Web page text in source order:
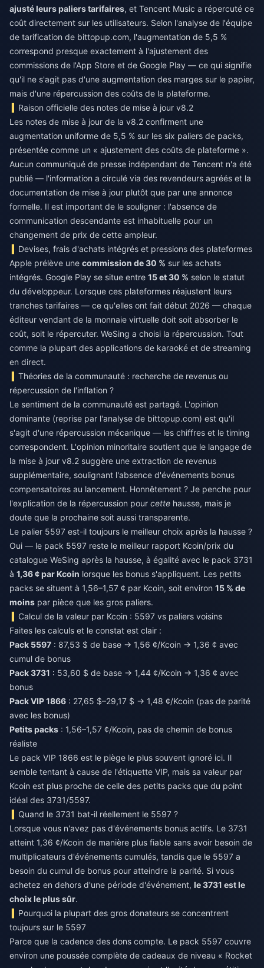
ajusté leurs paliers tarifaires, et Tencent Music a répercuté ce
coût directement sur les utilisateurs. Selon l'analyse de l'équipe
de tarification de bittopup.com, l'augmentation de 5,5 %
correspond presque exactement à l'ajustement des
commissions de l'App Store et de Google Play — ce qui signifie
qu'il ne s'agit pas d'une augmentation des marges sur le papier,
mais d'une répercussion des coûts de la plateforme.
Raison officielle des notes de mise à jour v8.2
Les notes de mise à jour de la v8.2 confirment une
augmentation uniforme de 5,5 % sur les six paliers de packs,
présentée comme un « ajustement des coûts de plateforme ».
Aucun communiqué de presse indépendant de Tencent n'a été
publié — l'information a circulé via des revendeurs agréés et la
documentation de mise à jour plutôt que par une annonce
formelle. Il est important de le souligner : l'absence de
communication descendante est inhabituelle pour un
changement de prix de cette ampleur.
Devises, frais d'achats intégrés et pressions des plateformes
Apple prélève une commission de 30 % sur les achats
intégrés. Google Play se situe entre 15 et 30 % selon le statut
du développeur. Lorsque ces plateformes réajustent leurs
tranches tarifaires — ce qu'elles ont fait début 2026 — chaque
éditeur vendant de la monnaie virtuelle doit soit absorber le
coût, soit le répercuter. WeSing a choisi la répercussion. Tout
comme la plupart des applications de karaoké et de streaming
en direct.
Théories de la communauté : recherche de revenus ou
répercussion de l'inflation ?
Le sentiment de la communauté est partagé. L'opinion
dominante (reprise par l'analyse de bittopup.com) est qu'il
s'agit d'une répercussion mécanique — les chiffres et le timing
correspondent. L'opinion minoritaire soutient que le langage de
la mise à jour v8.2 suggère une extraction de revenus
supplémentaire, soulignant l'absence d'événements bonus
compensatoires au lancement. Honnêtement ? Je penche pour
l'explication de la répercussion pour cette hausse, mais je
doute que la prochaine soit aussi transparente.
Le palier 5597 est-il toujours le meilleur choix après la hausse ?
Oui — le pack 5597 reste le meilleur rapport Kcoin/prix du
catalogue WeSing après la hausse, à égalité avec le pack 3731
à 1,36 ¢ par Kcoin lorsque les bonus s'appliquent. Les petits
packs se situent à 1,56–1,57 ¢ par Kcoin, soit environ 15 % de
moins par pièce que les gros paliers.
Calcul de la valeur par Kcoin : 5597 vs paliers voisins
Faites les calculs et le constat est clair :
Pack 5597 : 87,53 $ de base → 1,56 ¢/Kcoin → 1,36 ¢ avec
cumul de bonus
Pack 3731 : 53,60 $ de base → 1,44 ¢/Kcoin → 1,36 ¢ avec
bonus
Pack VIP 1866 : 27,65 $–29,17 $ → 1,48 ¢/Kcoin (pas de parité
avec les bonus)
Petits packs : 1,56–1,57 ¢/Kcoin, pas de chemin de bonus
réaliste
Le pack VIP 1866 est le piège le plus souvent ignoré ici. Il
semble tentant à cause de l'étiquette VIP, mais sa valeur par
Kcoin est plus proche de celle des petits packs que du point
idéal des 3731/5597.
Quand le 3731 bat-il réellement le 5597 ?
Lorsque vous n'avez pas d'événements bonus actifs. Le 3731
atteint 1,36 ¢/Kcoin de manière plus fiable sans avoir besoin de
multiplicateurs d'événements cumulés, tandis que le 5597 a
besoin du cumul de bonus pour atteindre la parité. Si vous
achetez en dehors d'une période d'événement, le 3731 est le
choix le plus sûr.
Pourquoi la plupart des gros donateurs se concentrent
toujours sur le 5597
Parce que la cadence des dons compte. Le pack 5597 couvre
environ une poussée complète de cadeaux de niveau « Rocket